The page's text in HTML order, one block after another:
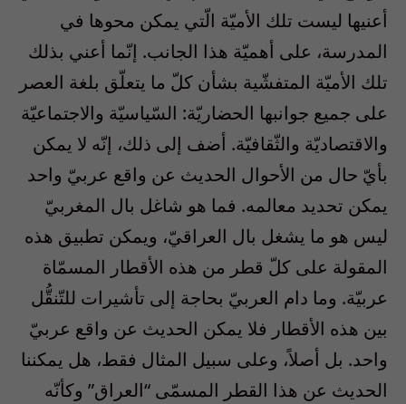
أعنيها ليست تلك الأميّة الّتي يمكن محوها في
المدرسة، على أهميّة هذا الجانب. إنّما أعني بذلك
تلك الأميّة المتفشّية بشأن كلّ ما يتعلّق بلغة العصر
على جميع جوانبها الحضاريّة: السّياسيّة والاجتماعيّة
والاقتصاديّة والثّقافيّة. أضف إلى ذلك، إنّه لا يمكن
بأيّ حال من الأحوال الحديث عن واقع عربيّ واحد
يمكن تحديد معالمه. فما هو شاغل بال المغربيّ
ليس هو ما يشغل بال العراقيّ، ويمكن تطبيق هذه
المقولة على كلّ قطر من هذه الأقطار المسمّاة
عربيّة. وما دام العربيّ بحاجة إلى تأشيرات للتّنقُّل
بين هذه الأقطار فلا يمكن الحديث عن واقع عربيّ
واحد. بل أصلاً، وعلى سبيل المثال فقط، هل يمكننا
الحديث عن هذا القطر المسمّى “العراق” وكأنّه